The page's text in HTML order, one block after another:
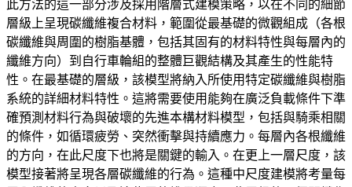
此方法的這一部分涉及採用階層式建模策略，以在不同的細節
層級上呈現碳纖維複合材料，範圍從最基礎的微觀組成（各根
碳纖維與周圍的樹脂基體，包括其固有的材料特性與每層內的
纖維方向）到自行車輪組的整體巨觀結構及其產生的性能特
性。在最基礎的層級，該模型將納入所使用特定碳纖維與樹脂
系統的詳細材料特性。這將需要使用能夠在廣泛負載條件下準
確預測材料行為與破壞的先進本構材料模型，包括與騎乘相關
的條件，如循環疲勞、突然衝擊與持續應力。每層內各根纖維
的方向，在此尺度下也將是關鍵的輸入。在更上一層尺度，該
模型接著將呈現各層碳纖維的行為。這種中尺度建模將考量每